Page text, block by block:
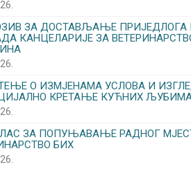
ЗА ДОСТАВЉАЊЕ
КАНЦЕЛАРИЈЕ ЗА
О ИЗМЈЕНАМА УСЛОВА И
КРЕТАЊЕ КУЋНИХ
ЗА ПОПУЊАВАЊЕ РАДНОГ
БИХ